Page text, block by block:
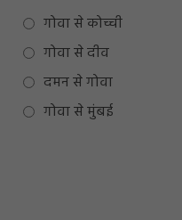
गोवा से कोच्ची
गोवा से दीव
दमन से गोवा
गोवा से मुंबई